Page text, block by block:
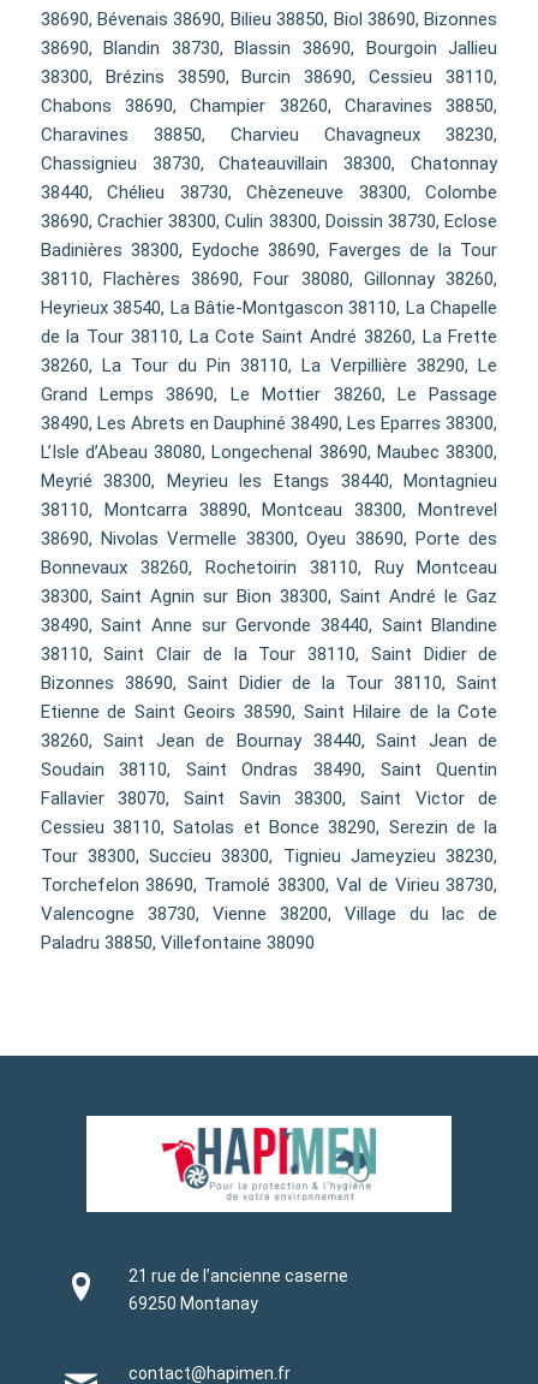
38690, Bévenais 38690, Bilieu 38850, Biol 38690, Bizonnes
38690, Blandin 38730, Blassin 38690, Bourgoin Jallieu
38300, Brézins 38590, Burcin 38690, Cessieu 38110,
Chabons 38690, Champier 38260, Charavines 38850,
Charavines 38850, Charvieu Chavagneux 38230,
Chassignieu 38730, Chateauvillain 38300, Chatonnay
38440, Chélieu 38730, Chèzeneuve 38300, Colombe
38690, Crachier 38300, Culin 38300, Doissin 38730, Eclose
Badinières 38300, Eydoche 38690, Faverges de la Tour
38110, Flachères 38690, Four 38080, Gillonnay 38260,
Heyrieux 38540, La Bâtie-Montgascon 38110, La Chapelle
de la Tour 38110, La Cote Saint André 38260, La Frette
38260, La Tour du Pin 38110, La Verpillière 38290, Le
Grand Lemps 38690, Le Mottier 38260, Le Passage
38490, Les Abrets en Dauphiné 38490, Les Eparres 38300,
L’Isle d’Abeau 38080, Longechenal 38690, Maubec 38300,
Meyrié 38300, Meyrieu les Etangs 38440, Montagnieu
38110, Montcarra 38890, Montceau 38300, Montrevel
38690, Nivolas Vermelle 38300, Oyeu 38690, Porte des
Bonnevaux 38260, Rochetoirin 38110, Ruy Montceau
38300, Saint Agnin sur Bion 38300, Saint André le Gaz
38490, Saint Anne sur Gervonde 38440, Saint Blandine
38110, Saint Clair de la Tour 38110, Saint Didier de
Bizonnes 38690, Saint Didier de la Tour 38110, Saint
Etienne de Saint Geoirs 38590, Saint Hilaire de la Cote
38260, Saint Jean de Bournay 38440, Saint Jean de
Soudain 38110, Saint Ondras 38490, Saint Quentin
Fallavier 38070, Saint Savin 38300, Saint Victor de
Cessieu 38110, Satolas et Bonce 38290, Serezin de la
Tour 38300, Succieu 38300, Tignieu Jameyzieu 38230,
Torchefelon 38690, Tramolé 38300, Val de Virieu 38730,
Valencogne 38730, Vienne 38200, Village du lac de
Paladru 38850, Villefontaine 38090
21 rue de l’ancienne caserne
69250 Montanay
contact@hapimen.fr